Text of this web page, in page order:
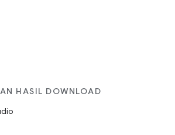
HASIL DOWNLOAD